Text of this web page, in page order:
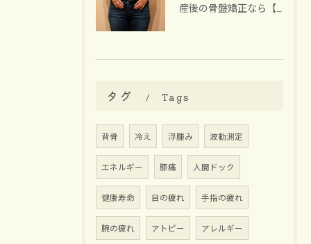
タグ Tags
背骨 冷え 浮腫み 波動測定
エネルギー 膝痛 人間ドック
健康寿命 目の疲れ 手指の疲れ
腕の疲れ アトピー アレルギー